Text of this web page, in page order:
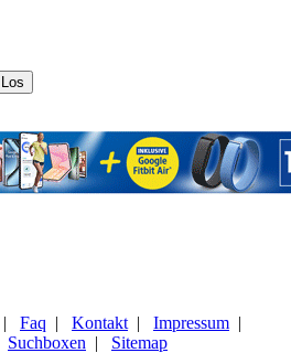
| Faq | Kontakt | Impressum |
Suchboxen | Sitemap